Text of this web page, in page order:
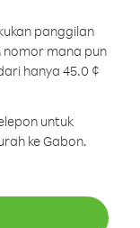
panggilan
nomor mana pun
hanya 45.0 ¢
untuk
ke Gabon.